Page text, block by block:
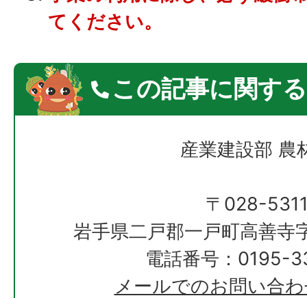
てください。
この記事に関す
産業建設部 農
〒028-
岩手県二戸郡一戸町高善寺
電話番号：0195-
メールでのお問い合